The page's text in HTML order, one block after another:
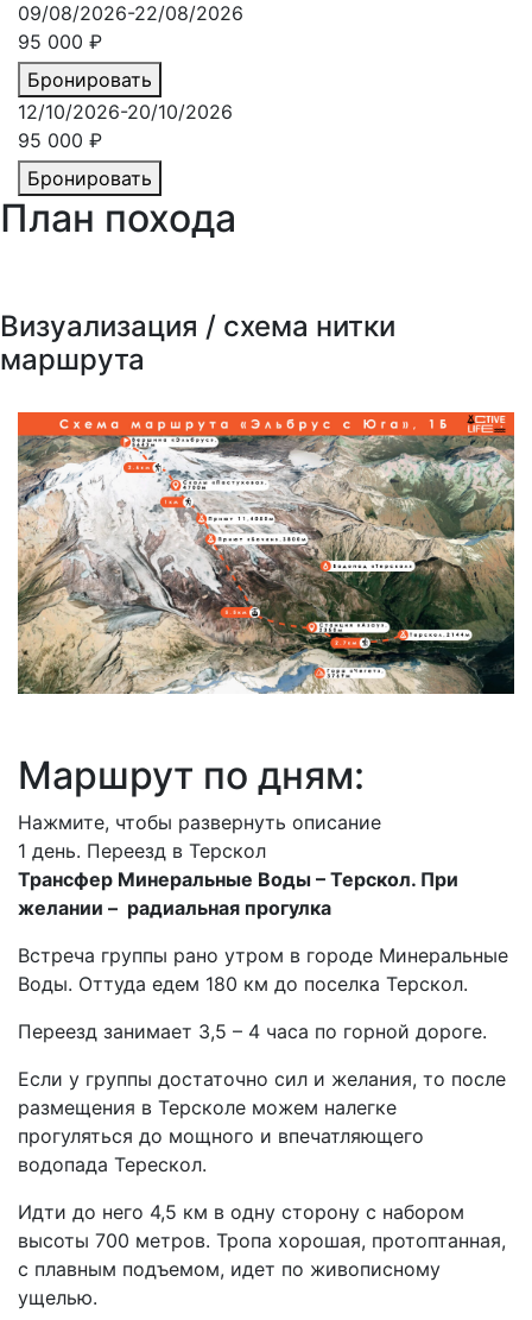
09/08/2026-22/08/2026
95 000 ₽
Бронировать
12/10/2026-20/10/2026
95 000 ₽
Бронировать
План похода
Визуализация / схема нитки
маршрута
Маршрут по дням:
Нажмите, чтобы развернуть описание
1 день. Переезд в Терскол
Трансфер Минеральные Воды – Терскол. При
желании – радиальная прогулка
Встреча группы рано утром в городе Минеральные
Воды. Оттуда едем 180 км до поселка Терскол.
Переезд занимает 3,5 – 4 часа по горной дороге.
Если у группы достаточно сил и желания, то после
размещения в Терсколе можем налегке
прогуляться до мощного и впечатляющего
водопада Терескол.
Идти до него 4,5 км в одну сторону с набором
высоты 700 метров. Тропа хорошая, протоптанная,
с плавным подъемом, идет по живописному
ущелью.